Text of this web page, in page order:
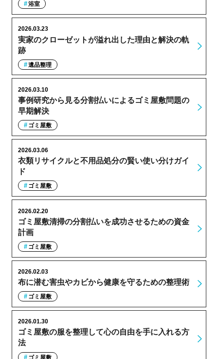
浴室
実家のクローゼットが溢れ出した理由と解決の軌
跡
2026.03.23
遺品整理
事例研究から見る分割払いによるゴミ屋敷問題の
早期解決
2026.03.10
ゴミ屋敷
衣類リサイクルと不用品処分の賢い使い分けガイ
ド
2026.03.06
ゴミ屋敷
ゴミ屋敷清掃の分割払いを成功させるための資金
計画
2026.02.20
ゴミ屋敷
布に潜む害虫やカビから健康を守るための整理術
2026.02.03
ゴミ屋敷
ゴミ屋敷の服を整理して心の自由を手に入れる方
法
2026.01.30
ゴミ屋敷